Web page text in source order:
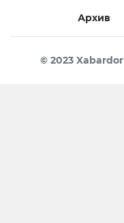
Архив
© 2023 Xabardor